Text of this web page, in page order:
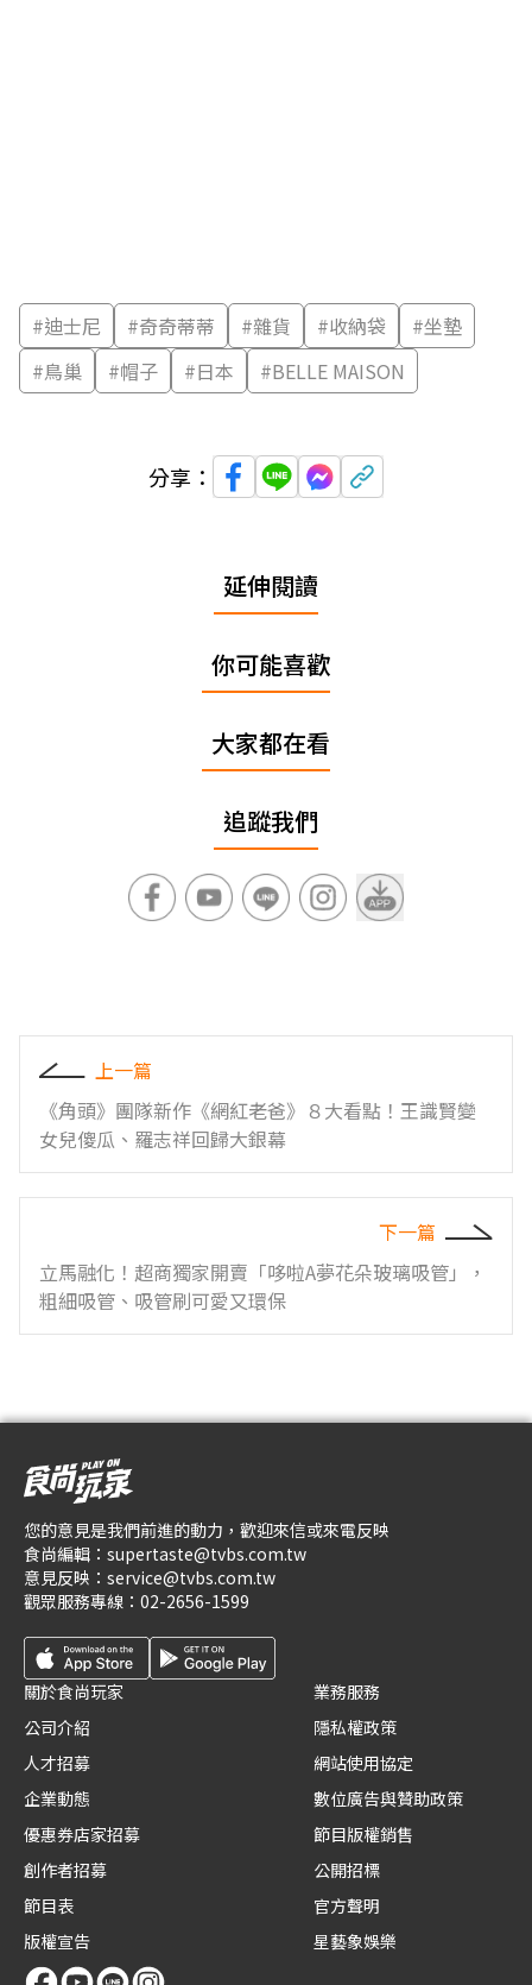
#迪士尼 #奇奇蒂蒂 #雜貨 #收納袋 #坐墊
#鳥巢 #帽子 #日本 #BELLE MAISON
分享：
延伸閱讀
你可能喜歡
大家都在看
追蹤我們
上一篇
《角頭》團隊新作《網紅老爸》８大看點！王識賢變
女兒傻瓜、羅志祥回歸大銀幕
下一篇
立馬融化！超商獨家開賣「哆啦A夢花朵玻璃吸管」，
粗細吸管、吸管刷可愛又環保
您的意見是我們前進的動力，歡迎來信或來電反映
食尚編輯： supertaste@tvbs.com.tw
意見反映： service@tvbs.com.tw
觀眾服務專線： 02-2656-1599
關於食尚玩家
公司介紹
人才招募
企業動態
優惠券店家招募
創作者招募
節目表
版權宣告
業務服務
隱私權政策
網站使用協定
數位廣告與贊助政策
節目版權銷售
公開招標
官方聲明
星藝象娛樂